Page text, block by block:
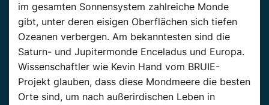
im gesamten Sonnensystem zahlreiche Monde
gibt, unter deren eisigen Oberflächen sich tiefen
Ozeanen verbergen. Am bekanntesten sind die
Saturn- und Jupitermonde Enceladus und Europa.
Wissenschaftler wie Kevin Hand vom BRUIE-
Projekt glauben, dass diese Mondmeere die besten
Orte sind, um nach außerirdischen Leben in